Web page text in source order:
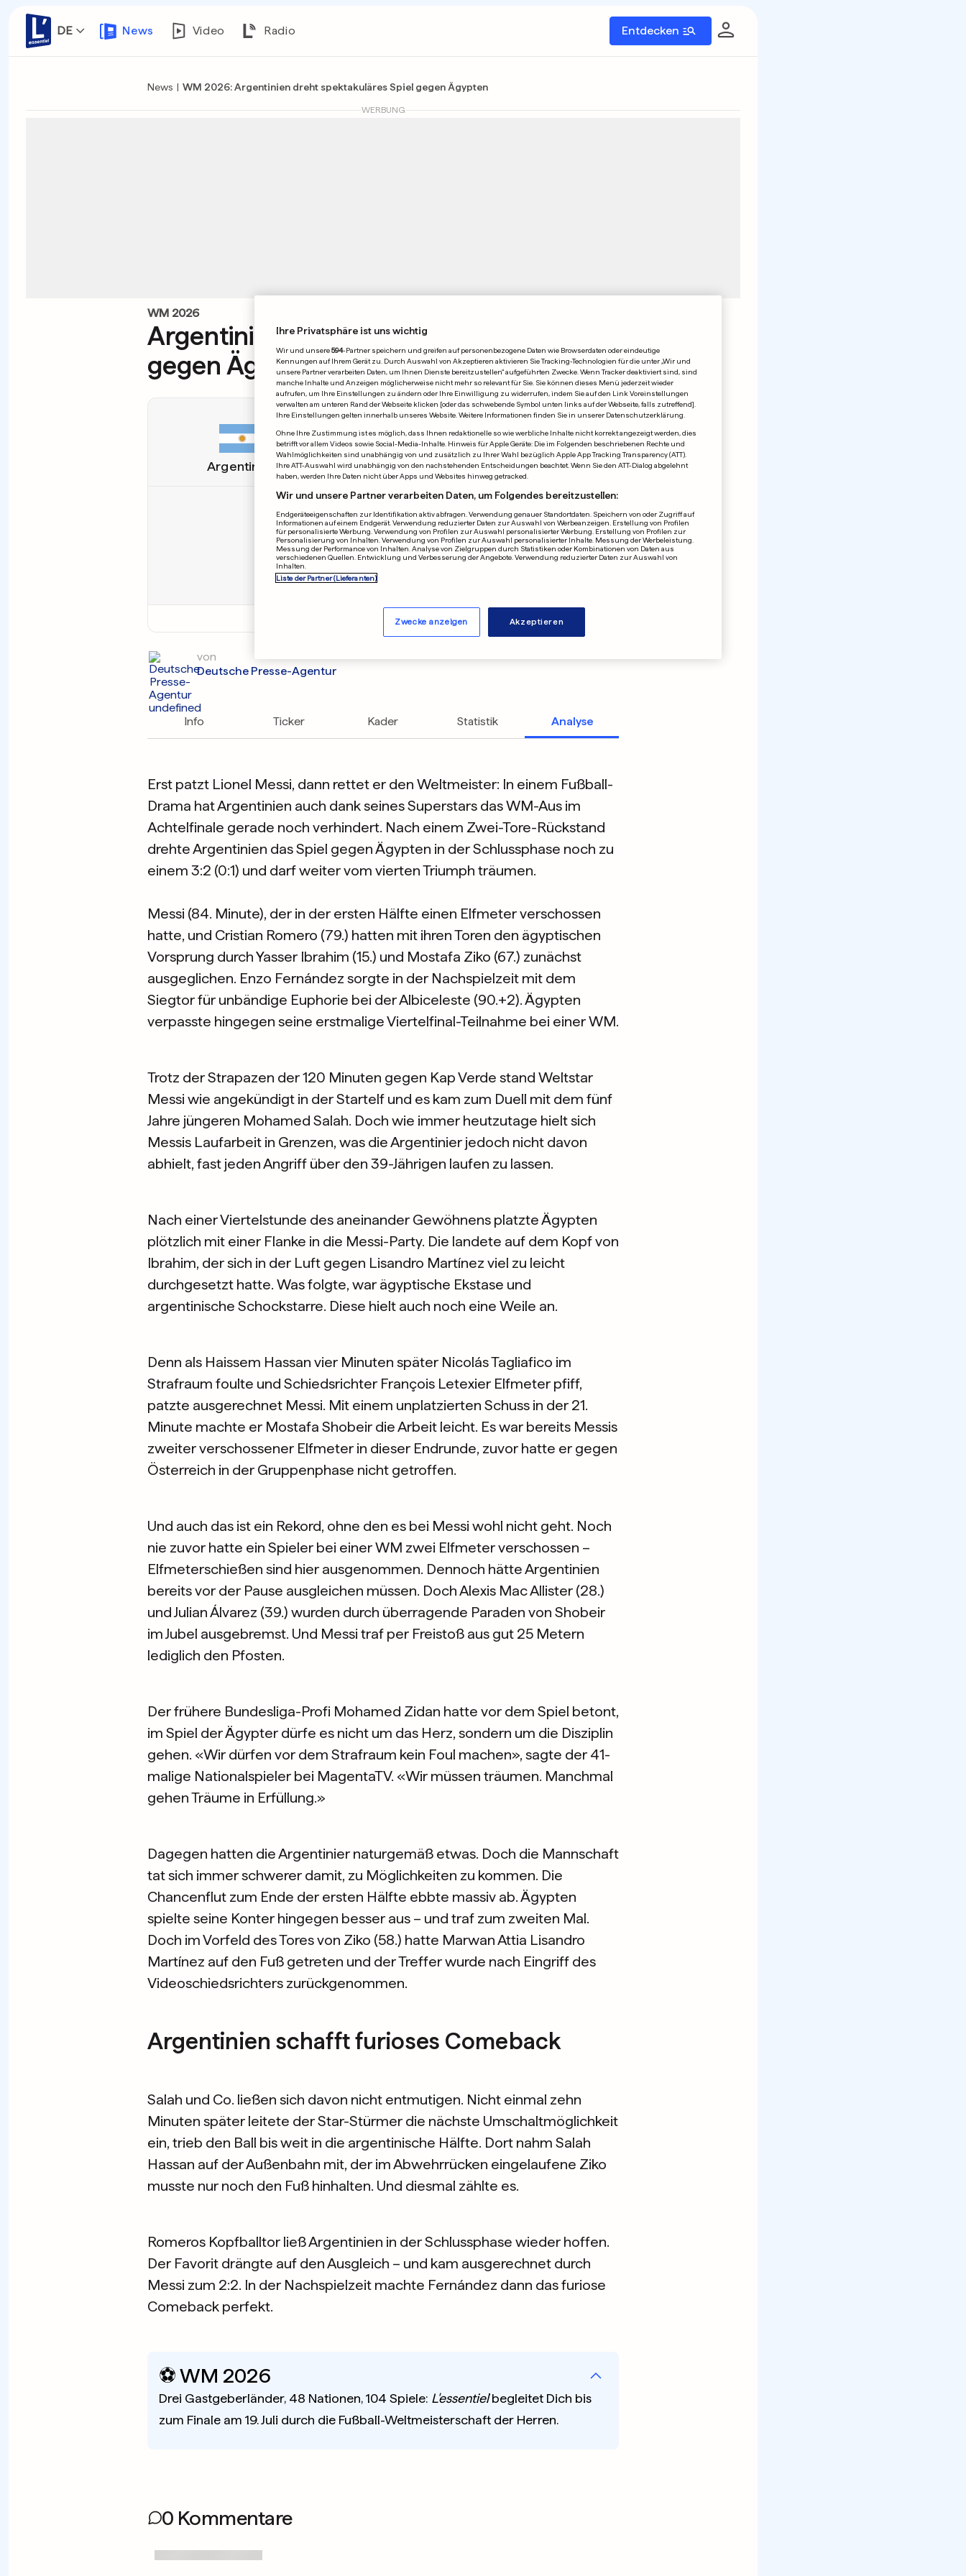
DE News Video Radio Entdecken
News | WM 2026: Argentinien dreht spektakuläres Spiel gegen Ägypten
WERBUNG
WM 2026
Argentinien dreht spektakuläres Spiel
gegen Ägypten
ACHTELFINALE
3 – 2
Argentinien Spielende Ägypten
0 – 1 Yasser Ibrahim- 15
0 – 2 Mostafa Zico- 67
C. Romero
-
79 1 – 2
83
E. Fernández
-
92 3
Alle Resultate anzeigen
von
Deutsche Presse-Agentur
Info Ticker Kader Statistik Analyse
Erst patzt Lionel Messi, dann rettet er den Weltmeister: In einem Fußball-
Drama hat Argentinien auch dank seines Superstars das WM-Aus im
Achtelfinale gerade noch verhindert. Nach einem Zwei-Tore-Rückstand
drehte Argentinien das Spiel gegen Ägypten in der Schlussphase noch zu
einem 3:2 (0:1) und darf weiter vom vierten Triumph träumen.
Messi (84. Minute), der in der ersten Hälfte einen Elfmeter verschossen
hatte, und Cristian Romero (79.) hatten mit ihren Toren den ägyptischen
Vorsprung durch Yasser Ibrahim (15.) und Mostafa Ziko (67.) zunächst
ausgeglichen. Enzo Fernández sorgte in der Nachspielzeit mit dem
Siegtor für unbändige Euphorie bei der Albiceleste (90.+2). Ägypten
verpasste hingegen seine erstmalige Viertelfinal-Teilnahme bei einer WM.
Trotz der Strapazen der 120 Minuten gegen Kap Verde stand Weltstar
Messi wie angekündigt in der Startelf und es kam zum Duell mit dem fünf
Jahre jüngeren Mohamed Salah. Doch wie immer heutzutage hielt sich
Messis Laufarbeit in Grenzen, was die Argentinier jedoch nicht davon
abhielt, fast jeden Angriff über den 39-Jährigen laufen zu lassen.
Nach einer Viertelstunde des aneinander Gewöhnens platzte Ägypten
plötzlich mit einer Flanke in die Messi-Party. Die landete auf dem Kopf von
Ibrahim, der sich in der Luft gegen Lisandro Martínez viel zu leicht
durchgesetzt hatte. Was folgte, war ägyptische Ekstase und
argentinische Schockstarre. Diese hielt auch noch eine Weile an.
Denn als Haissem Hassan vier Minuten später Nicolás Tagliafico im
Strafraum foulte und Schiedsrichter François Letexier Elfmeter pfiff,
patzte ausgerechnet Messi. Mit einem unplatzierten Schuss in der 21.
Minute machte er Mostafa Shobeir die Arbeit leicht. Es war bereits Messis
zweiter verschossener Elfmeter in dieser Endrunde, zuvor hatte er gegen
Österreich in der Gruppenphase nicht getroffen.
Und auch das ist ein Rekord, ohne den es bei Messi wohl nicht geht. Noch
nie zuvor hatte ein Spieler bei einer WM zwei Elfmeter verschossen –
Elfmeterschießen sind hier ausgenommen. Dennoch hätte Argentinien
bereits vor der Pause ausgleichen müssen. Doch Alexis Mac Allister (28.)
und Julian Álvarez (39.) wurden durch überragende Paraden von Shobeir
im Jubel ausgebremst. Und Messi traf per Freistoß aus gut 25 Metern
lediglich den Pfosten.
Der frühere Bundesliga-Profi Mohamed Zidan hatte vor dem Spiel betont,
im Spiel der Ägypter dürfe es nicht um das Herz, sondern um die Disziplin
gehen. «Wir dürfen vor dem Strafraum kein Foul machen», sagte der 41-
malige Nationalspieler bei MagentaTV. «Wir müssen träumen. Manchmal
gehen Träume in Erfüllung.»
Dagegen hatten die Argentinier naturgemäß etwas. Doch die Mannschaft
tat sich immer schwerer damit, zu Möglichkeiten zu kommen. Die
Chancenflut zum Ende der ersten Hälfte ebbte massiv ab. Ägypten
spielte seine Konter hingegen besser aus – und traf zum zweiten Mal.
Doch im Vorfeld des Tores von Ziko (58.) hatte Marwan Attia Lisandro
Martínez auf den Fuß getreten und der Treffer wurde nach Eingriff des
Videoschiedsrichters zurückgenommen.
Argentinien schafft furioses Comeback
Salah und Co. ließen sich davon nicht entmutigen. Nicht einmal zehn
Minuten später leitete der Star-Stürmer die nächste Umschaltmöglichkeit
ein, trieb den Ball bis weit in die argentinische Hälfte. Dort nahm Salah
Hassan auf der Außenbahn mit, der im Abwehrrücken eingelaufene Ziko
musste nur noch den Fuß hinhalten. Und diesmal zählte es.
Romeros Kopfballtor ließ Argentinien in der Schlussphase wieder hoffen.
Der Favorit drängte auf den Ausgleich – und kam ausgerechnet durch
Messi zum 2:2. In der Nachspielzeit machte Fernández dann das furiose
Comeback perfekt.
⚽️ WM 2026
Drei Gastgeberländer, 48 Nationen, 104 Spiele: L'essentielbegleitet Dich bis
zum Finale am 19. Juli durch die Fußball-Weltmeisterschaft der Herren.
0 Kommentare
Ihre Privatsphäre ist uns wichtig
Wir und unsere594-Partner speichern und greifen auf personenbezogene Daten wie Browserdaten oder eindeutige
Kennungen auf Ihrem Gerät zu. Durch Auswahl von Akzeptieren aktivieren Sie Tracking-Technologien für die unter „Wir und
unsere Partner verarbeiten Daten, um Ihnen Dienste bereitzustellen“ aufgeführten Zwecke. Wenn Tracker deaktiviert sind, sind
manche Inhalte und Anzeigen möglicherweise nicht mehr so relevant für Sie. Sie können dieses Menü jederzeit wieder
aufrufen, um Ihre Einstellungen zu ändern oder Ihre Einwilligung zu widerrufen, indem Sie auf den Link Voreinstellungen
verwalten am unteren Rand der Webseite klicken [oder das schwebende Symbol unten links auf der Webseite, falls zutreffend].
Ihre Einstellungen gelten innerhalb unseres Website. Weitere Informationen finden Sie in unserer Datenschutzerklärung.
Ohne Ihre Zustimmung ist es möglich, dass Ihnen redaktionelle so wie werbliche Inhalte nicht korrekt angezeigt werden, dies
betrifft vor allem Videos sowie Social-Media-Inhalte. Hinweis für Apple Geräte: Die im Folgenden beschriebenen Rechte und
Wahlmöglichkeiten sind unabhängig von und zusätzlich zu Ihrer Wahl bezüglich Apple App Tracking Transparency (ATT).
Ihre ATT-Auswahl wird unabhängig von den nachstehenden Entscheidungen beachtet. Wenn Sie den ATT-Dialog abgelehnt
haben, werden Ihre Daten nicht über Apps und Websites hinweg getracked.
Wir und unsere Partner verarbeiten Daten, um Folgendes bereitzustellen:
Endgeräteeigenschaften zur Identifikation aktiv abfragen. Verwendung genauer Standortdaten. Speichern von oder Zugriff auf
Informationen auf einem Endgerät. Verwendung reduzierter Daten zur Auswahl von Werbeanzeigen. Erstellung von Profilen
für personalisierte Werbung. Verwendung von Profilen zur Auswahl personalisierter Werbung. Erstellung von Profilen zur
Personalisierung von Inhalten. Verwendung von Profilen zur Auswahl personalisierter Inhalte. Messung der Werbeleistung.
Messung der Performance von Inhalten. Analyse von Zielgruppen durch Statistiken oder Kombinationen von Daten aus
verschiedenen Quellen. Entwicklung und Verbesserung der Angebote. Verwendung reduzierter Daten zur Auswahl von
Inhalten.
Liste der Partner (Lieferanten)
Zwecke anzeigen Akzeptieren